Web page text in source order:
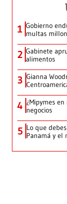
1 Gobierno
multas
2 Gabinete
alimentos
3 Gianna
4 ¿Mipymes
negocios
5 Lo que
Panamá y el